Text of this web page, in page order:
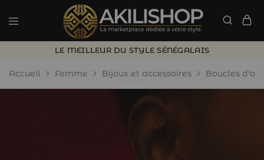
LE MEILLEUR DU STYLE SÉNÉGALAIS
Accueil Femme Bijoux et accessoires Boucles